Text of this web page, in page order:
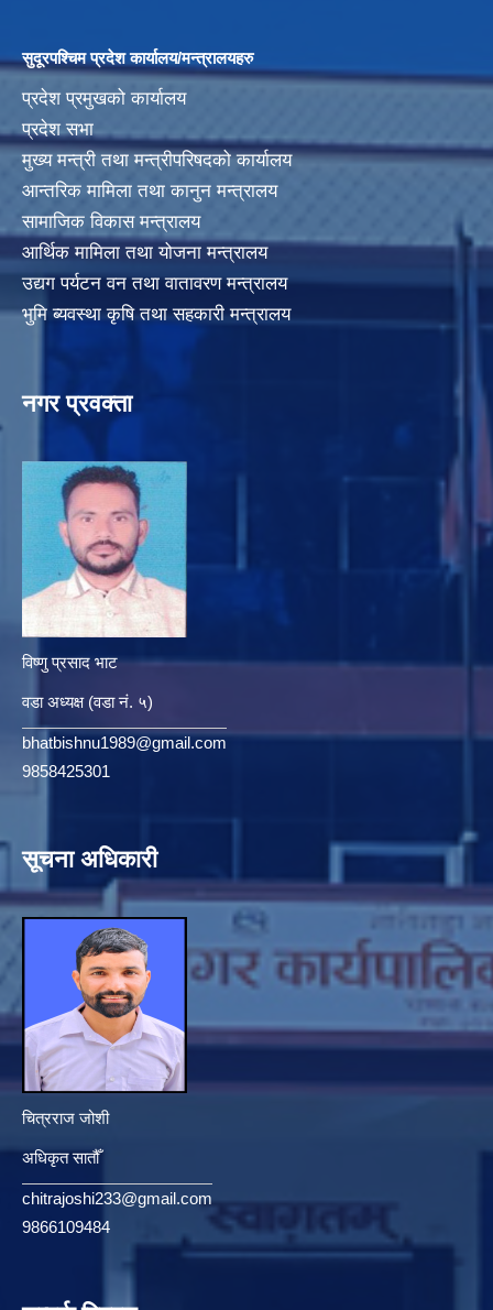
सुदूरपश्चिम प्रदेश कार्यालय/मन्त्रालयहरु
प्रदेश प्रमुखको कार्यालय
प्रदेश सभा
मुख्य मन्त्री तथा मन्त्रीपरिषदको कार्यालय
आन्तरिक मामिला तथा कानुन मन्त्रालय
सामाजिक विकास मन्त्रालय
आर्थिक मामिला तथा योजना मन्त्रालय
उद्यग पर्यटन वन तथा वातावरण मन्त्रालय
भुमि ब्यवस्था कृषि तथा सहकारी मन्त्रालय
नगर प्रवक्ता
विष्णु प्रसाद भाट
वडा अध्यक्ष (वडा नं. ५)
bhatbishnu1989@gmail.com
9858425301
सूचना अधिकारी
चित्रराज जोशी
अधिकृत सातौँ
chitrajoshi233@gmail.com
9866109484